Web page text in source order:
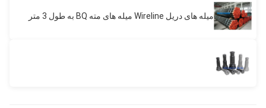
میله های دریل Wireline میله های مته BQ به طول 3 متر